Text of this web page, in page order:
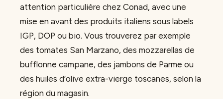
attention particulière chez Conad, avec une
mise en avant des produits italiens sous labels
IGP, DOP ou bio. Vous trouverez par exemple
des tomates San Marzano, des mozzarellas de
bufflonne campane, des jambons de Parme ou
des huiles d’olive extra-vierge toscanes, selon la
région du magasin.